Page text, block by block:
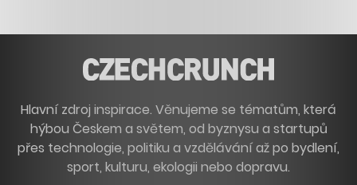
Hlavní zdroj inspirace. Věnujeme se tématům, která
hýbou Českem a světem, od byznysu a startupů
přes technologie, politiku a vzdělávání až po bydlení,
sport, kulturu, ekologii nebo dopravu.